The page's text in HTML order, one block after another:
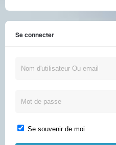
Se connecter
Se souvenir de moi